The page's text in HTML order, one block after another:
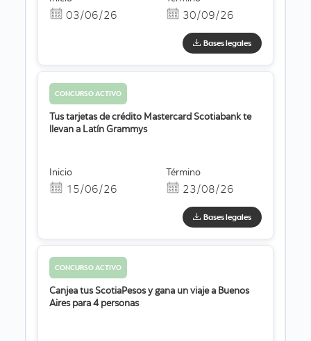
03/06/26 30/09/26
Bases legales
CONCURSO ACTIVO
Tus tarjetas de crédito Mastercard Scotiabank te
llevan a Latín Grammys
Inicio
15/06/26
Término
23/08/26
Bases legales
CONCURSO ACTIVO
Canjea tus ScotiaPesos y gana un viaje a Buenos
Aires para 4 personas